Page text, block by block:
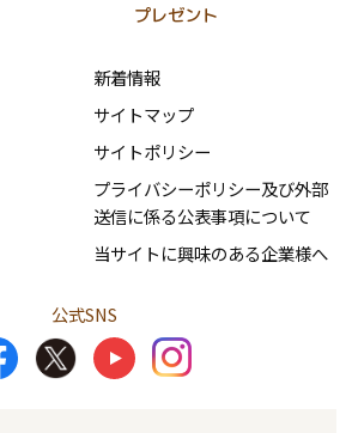
プレゼント
新着情報
サイトマップ
サイトポリシー
プライバシーポリシー及び外部
送信に係る公表事項について
当サイトに興味のある企業様へ
公式SNS